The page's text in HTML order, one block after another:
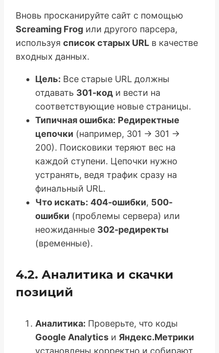
Вновь просканируйте сайт с помощью
Screaming Frog или другого парсера,
используя список старых URL в качестве
входных данных.
Цель: Все старые URL должны
отдавать 301-код и вести на
соответствующие новые страницы.
Типичная ошибка: Редиректные
цепочки (например, 301 → 301 →
200). Поисковики теряют вес на
каждой ступени. Цепочки нужно
устранять, ведя трафик сразу на
финальный URL.
Что искать: 404-ошибки, 500-
ошибки (проблемы сервера) или
неожиданные 302-редиректы
(временные).
4.2. Аналитика и скачки
позиций
Аналитика: Проверьте, что коды
Google Analytics и Яндекс.Метрики
установлены корректно и собирают